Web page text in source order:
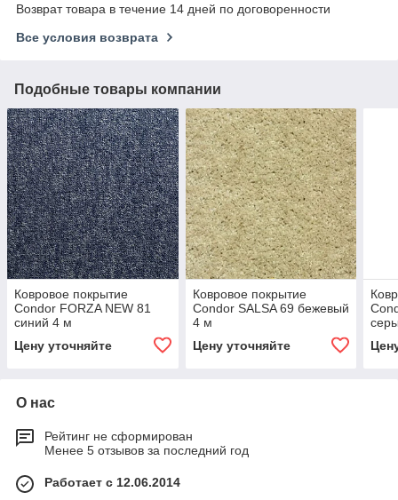
Возврат товара в течение 14 дней по договоренности
Все условия возврата
Подобные товары компании
Ковровое покрытие
Condor FORZA NEW 81
синий 4 м
Цену уточняйте
Ковровое покрытие
Condor SALSA 69 бежевый
4 м
Цену уточняйте
О нас
Рейтинг не сформирован
Менее 5 отзывов за последний год
Работает с 12.06.2014